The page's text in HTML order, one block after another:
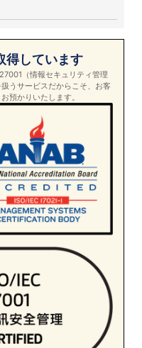
得しています
（情報セキュリティ管理
うサービスだからこそ、お客
預かりいたします。